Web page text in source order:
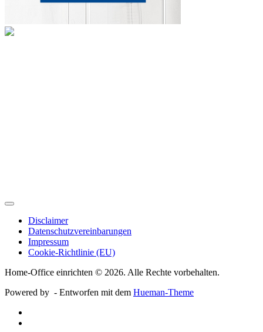
Disclaimer
Datenschutzvereinbarungen
Impressum
Cookie-Richtlinie (EU)
Home-Office einrichten © 2026. Alle Rechte vorbehalten.
Powered by - Entworfen mit dem Hueman-Theme